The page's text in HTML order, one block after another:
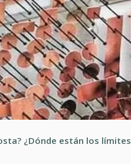
¿Dónde están los